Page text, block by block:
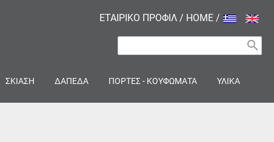
ΕΤΑΙΡΙΚΟ ΠΡΟΦΙΛ / HOME /
search
ΣΚΙΑΣΗ ΔΑΠΕΔΑ ΠΟΡΤΕΣ - ΚΟΥΦΩΜΑΤΑ ΥΛΙΚΑ